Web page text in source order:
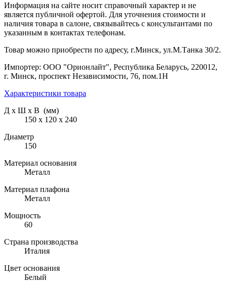
Информация на сайте носит справочный характер и не
является публичной офертой. Для уточнения стоимости и
наличия товара в салоне, связывайтесь с консультантами по
указанным в контактах телефонам.
Товар можно приобрести по адресу, г.Минск, ул.М.Танка 30/2.
Импортер: ООО "Орионлайт", Республика Беларусь, 220012,
г. Минск, проспект Независимости, 76, пом.1Н
Характеристики товара
Д х Ш х В (мм)
150 х 120 х 240
Диаметр
150
Материал основания
Металл
Материал плафона
Металл
Мощность
60
Страна производства
Италия
Цвет основания
Белый